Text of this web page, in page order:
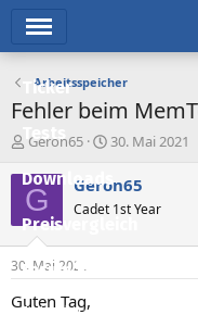
Ticker
Tests
Downloads
Preisvergleich
Forum
Aktuelles
Arbeitsspeicher
Fehler beim
E
s
t
e
e
r
Geron65
E
s
e
t
30. Mai 2021
G Geron65
Cadet 1st Year
30. Mai 2021
Guten Tag,